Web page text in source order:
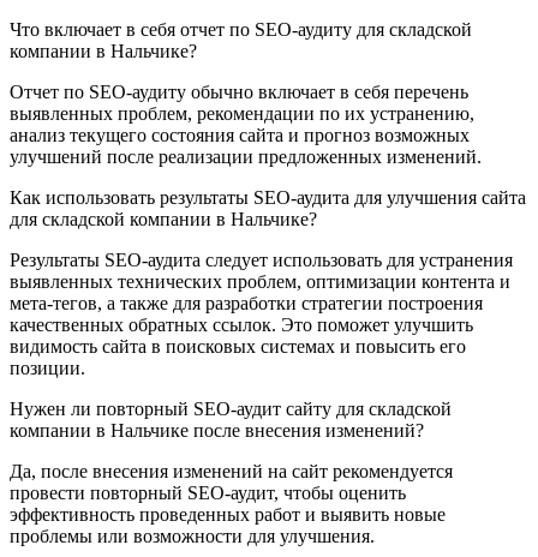
Что включает в себя отчет по SEO-аудиту для складской
компании в Нальчике?
Отчет по SEO-аудиту обычно включает в себя перечень
выявленных проблем, рекомендации по их устранению,
анализ текущего состояния сайта и прогноз возможных
улучшений после реализации предложенных изменений.
Как использовать результаты SEO-аудита для улучшения сайта
для складской компании в Нальчике?
Результаты SEO-аудита следует использовать для устранения
выявленных технических проблем, оптимизации контента и
мета-тегов, а также для разработки стратегии построения
качественных обратных ссылок. Это поможет улучшить
видимость сайта в поисковых системах и повысить его
позиции.
Нужен ли повторный SEO-аудит сайту для складской
компании в Нальчике после внесения изменений?
Да, после внесения изменений на сайт рекомендуется
провести повторный SEO-аудит, чтобы оценить
эффективность проведенных работ и выявить новые
проблемы или возможности для улучшения.